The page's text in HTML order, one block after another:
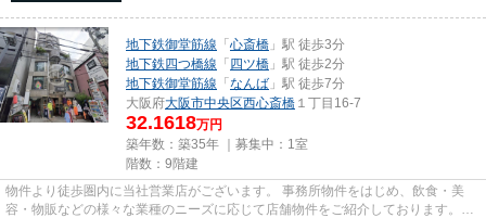
地下鉄御堂筋線 「心斎橋 」駅 徒歩3分
地下鉄四つ橋線 「四ツ橋 」駅 徒歩2分
地下鉄御堂筋線 「なんば 」駅 徒歩7分
大阪府大阪市中央区西心斎橋 １丁目16-7
32.1618万円
築年数：築35年 ｜募集中： 1室
階数：9階建
物件より徒歩圏内に当社営業店がございます。 事務所物件をはじめ、飲食・美
容・物販などの様々な業種のニーズに応じて店舗物件をご紹介しております。